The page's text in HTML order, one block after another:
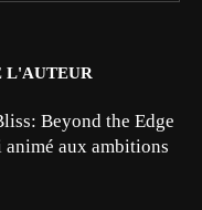
L'AUTEUR
Beyond the Edge
aux ambitions